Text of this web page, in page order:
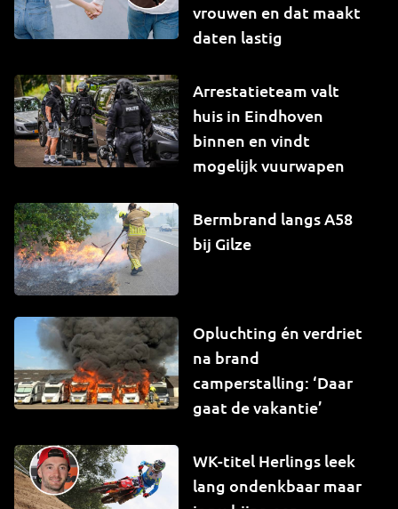
vrouwen en dat maakt
daten lastig
Arrestatieteam valt
huis in Eindhoven
binnen en vindt
mogelijk vuurwapen
Bermbrand langs A58
bij Gilze
Opluchting én verdriet
na brand
camperstalling: ‘Daar
gaat de vakantie’
WK-titel Herlings leek
lang ondenkbaar maar